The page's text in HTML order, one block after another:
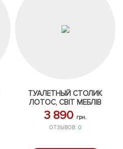
ТУАЛЕТНЫЙ СТОЛИК
ЛОТОС, СВІТ МЕБЛІВ
3 890 грн.
ОТЗЫВОВ:0